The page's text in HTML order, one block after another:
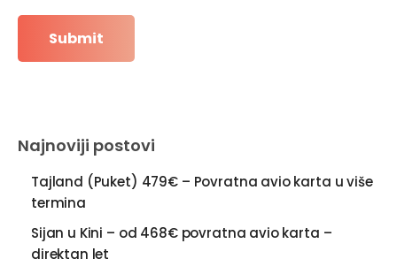
Najnoviji postovi
Tajland (Puket) 479€ – Povratna avio karta u više
termina
Sijan u Kini – od 468€ povratna avio karta –
direktan let